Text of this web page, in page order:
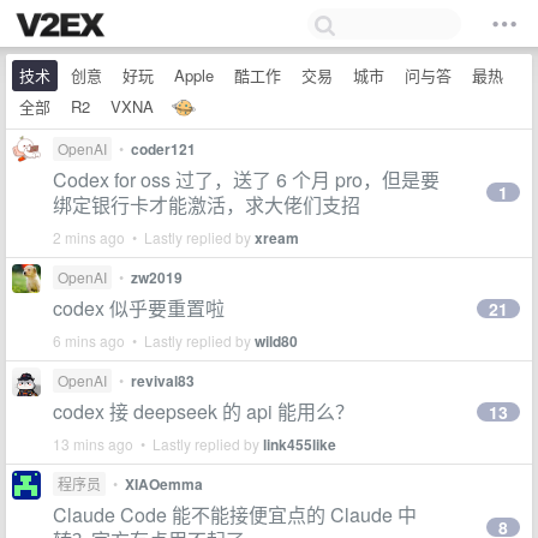
技术 创意 好玩 Apple 酷工作 交易 城市 问与答
最热
全部
R2 VXNA
OpenAI • coder121
Codex for oss 过了，送了 6 个月 pro，但是要
绑定银行卡才能激活，求大佬们支招
2 mins ago • Lastly replied byxream
1
OpenAI • zw2019
codex 似乎要重置啦
6 mins ago • Lastly replied bywild80
21
OpenAI • revival83
codex 接 deepseek 的 api 能用么？
13 mins ago • Lastly replied bylink455like
13
程序员 • XIAOemma
Claude Code 能不能接便宜点的 Claude 中
8